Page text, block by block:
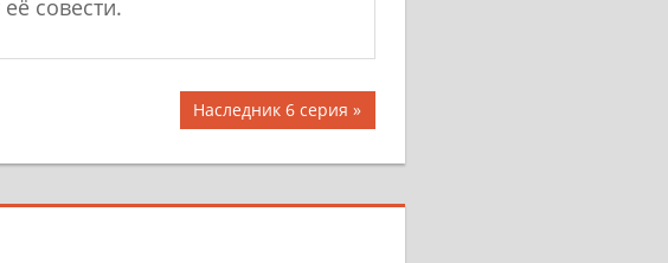
совести.
Следующая
запись:
Наследник 6 серия